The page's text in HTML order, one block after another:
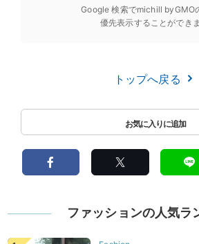
Google 検索でmichill byGMO
優先表示することができ
トップへ戻る
ファッションの人気ラ